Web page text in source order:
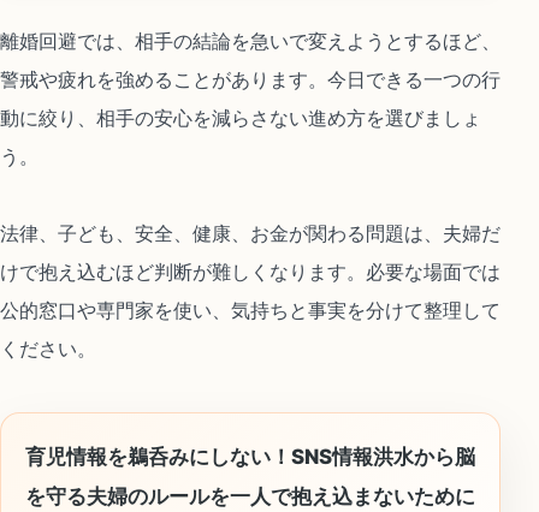
離婚回避では、相手の結論を急いで変えようとするほど、
警戒や疲れを強めることがあります。今日できる一つの行
動に絞り、相手の安心を減らさない進め方を選びましょ
う。
法律、子ども、安全、健康、お金が関わる問題は、夫婦だ
けで抱え込むほど判断が難しくなります。必要な場面では
公的窓口や専門家を使い、気持ちと事実を分けて整理して
ください。
育児情報を鵜呑みにしない！SNS情報洪水から脳
を守る夫婦のルールを一人で抱え込まないために